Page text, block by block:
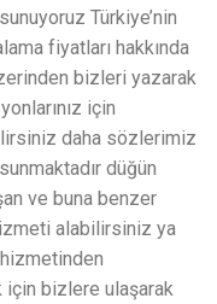
Türkiye’nin
fiyatları hakkında
bizleri yazarak
için
daha sözlerimiz
düğün
ve buna benzer
alabilirsiniz ya
için bizlere ulaşarak